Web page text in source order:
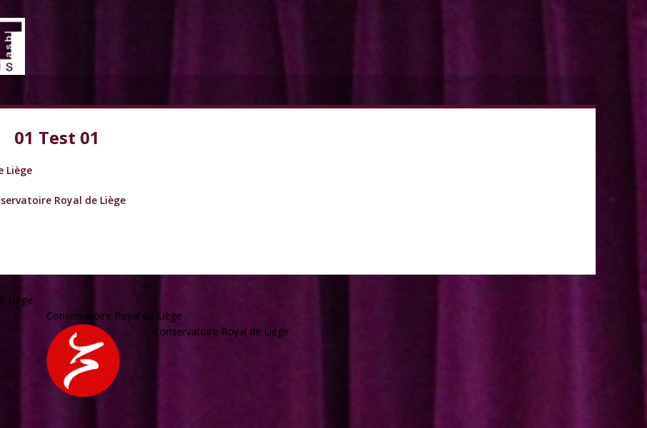
01 Test 01
Liège
Royal de Liège
Liège
Conservatoire Royal de Liège
Conservatoire Royal de Liège